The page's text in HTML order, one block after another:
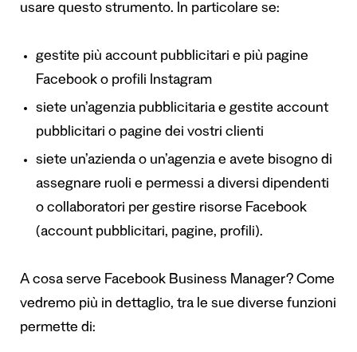
usare questo strumento. In particolare se:
gestite più account pubblicitari e più pagine
Facebook o profili Instagram
siete un’agenzia pubblicitaria e gestite account
pubblicitari o pagine dei vostri clienti
siete un’azienda o un’agenzia e avete bisogno di
assegnare ruoli e permessi a diversi dipendenti
o collaboratori per gestire risorse Facebook
(account pubblicitari, pagine, profili).
A cosa serve Facebook Business Manager? Come
vedremo più in dettaglio, tra le sue diverse funzioni
permette di: